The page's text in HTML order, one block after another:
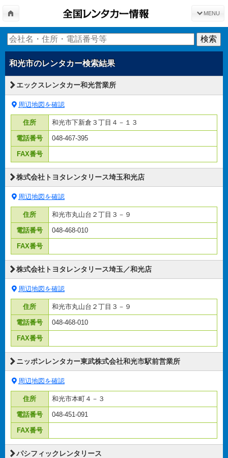
MENU
和光市のレンタカー検索結果
エックスレンタカー和光営業所
周辺地図を確認
住所 和光市下新倉３丁目４－１３
電話番号 048-467-395
FAX番号
株式会社トヨタレンタリース埼玉和光店
周辺地図を確認
住所 和光市丸山台２丁目３－９
電話番号 048-468-010
FAX番号
株式会社トヨタレンタリース埼玉／和光店
周辺地図を確認
住所 和光市丸山台２丁目３－９
電話番号 048-468-010
FAX番号
ニッポンレンタカー東武株式会社和光市駅前営業所
周辺地図を確認
住所 和光市本町４－３
電話番号 048-451-091
FAX番号
パシフィックレンタリース